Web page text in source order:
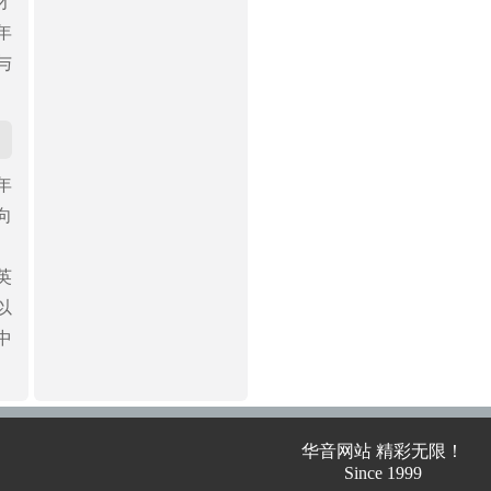
华音网站 精彩无限！
Since 1999